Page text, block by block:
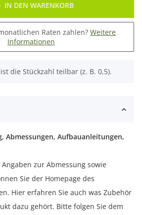
IN DEN WARENKORB
Raten zahlen? Weitere
Informationen
die Stückzahl teilbar (z. B. 0,5).
Abmessungen, Aufbauanleitungen,
zur Abmessung sowie
Sie der Homepage des
Hier erfahren Sie auch was Zubehör
dazu gehört. Bitte folgen Sie dem